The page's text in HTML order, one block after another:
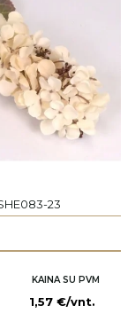
23
KAINA SU PVM
1,57 €/vnt.